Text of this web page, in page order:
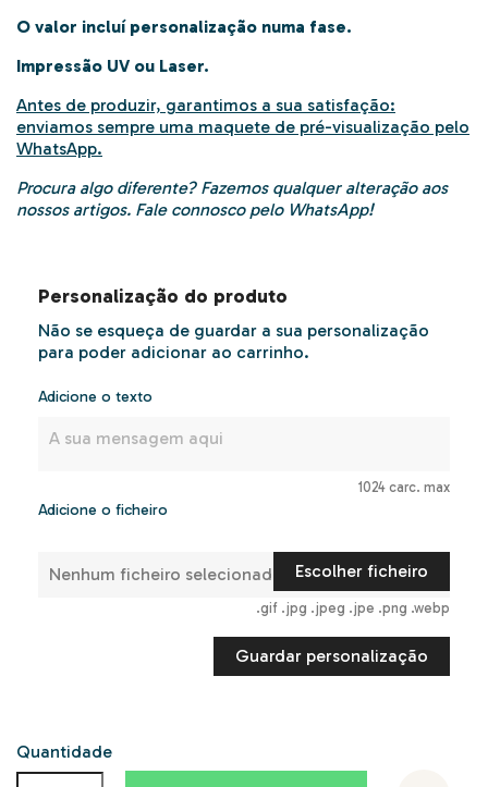
O valor incluí personalização numa fase.
Impressão UV ou Laser.
Antes de produzir, garantimos a sua satisfação:
enviamos sempre uma maquete de pré-visualização pelo
WhatsApp.
Procura algo diferente? Fazemos qualquer alteração aos
nossos artigos. Fale connoscopelo WhatsApp!
Personalização do produto
Não se esqueça de guardar a sua personalização
para poder adicionar ao carrinho.
Adicione o texto
1024 carc. max
Adicione o ficheiro
Nenhum ficheiro selecionado Escolher ficheiro
.gif .jpg .jpeg .jpe .png .webp
Guardar personalização
Quantidade